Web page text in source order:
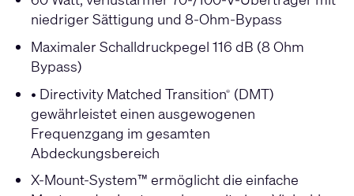
niedriger Sättigung und 8-Ohm-Bypass
Maximaler Schalldruckpegel 116 dB (8 Ohm
Bypass)
• Directivity Matched Transition® (DMT)
gewährleistet einen ausgewogenen
Frequenzgang im gesamten
Abdeckungsbereich
X-Mount-System™ ermöglicht die einfache